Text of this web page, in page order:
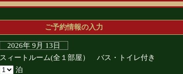
ご予約情報の入力
2026年 9月 13日
スィートルーム(全１部屋） バス・トイレ付き
泊